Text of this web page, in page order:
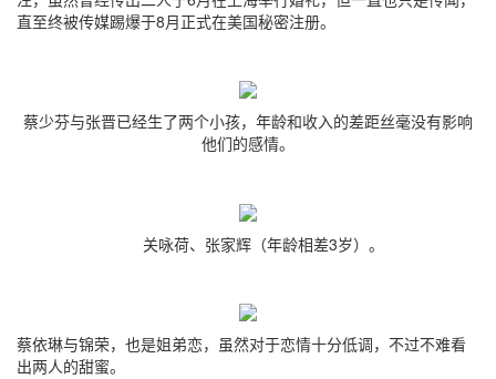
直至终被传媒踢爆于8月正式在美国秘密注册。
蔡少芬与张晋已经生了两个小孩，年龄和收入的差距丝毫没有影响
他们的感情。
关咏荷、张家辉（年龄相差3岁）。
蔡依琳与锦荣，也是姐弟恋，虽然对于恋情十分低调，不过不难看
出两人的甜蜜。